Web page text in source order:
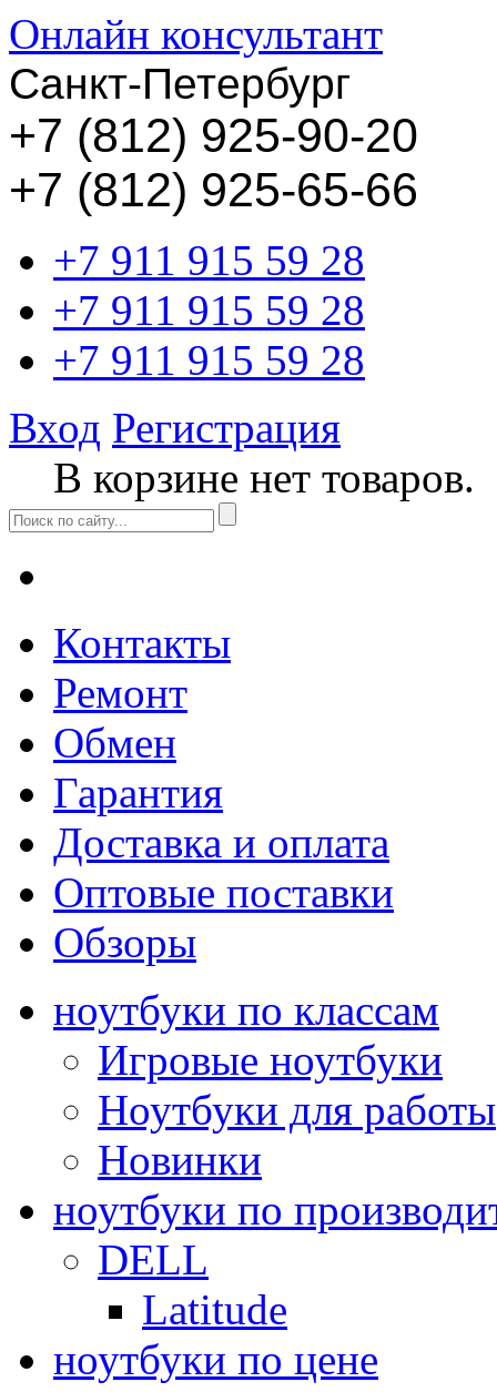
Онлайн консультант
Санкт-Петербург
+7 (812) 925-90-20
+7 (812) 925-65-66
+7 911 915 59 28
+7 911 915 59 28
+7 911 915 59 28
Вход Регистрация
В корзине нет товаров.
Контакты
Ремонт
Обмен
Гарантия
Доставка и оплата
Оптовые поставки
Обзоры
ноутбуки по классам
Игровые ноутбуки
Ноутбуки для работы
Новинки
ноутбуки по
DELL
Latitude
ноутбуки по цене